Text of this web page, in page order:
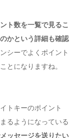
ト数を一覧で見るこ
かという詳細も確認
シーでよくポイント
とになりますね。
トキーのポイント
るようになっている
ッセージを送りたい